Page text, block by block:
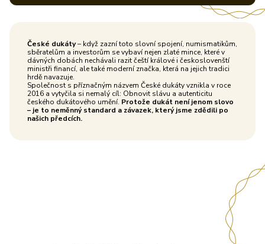
České dukáty– když zazní toto slovní spojení, numismatikům,
sběratelům a investorům se vybaví nejen zlaté mince, které v
dávných dobách nechávali razit čeští králové i českoslovenští
ministři financí, ale také moderní značka, která na jejich tradici
hrdě navazuje.
Společnost s příznačným názvem České dukáty vznikla v roce
2016 a vytyčila si nemalý cíl: Obnovit slávu a autenticitu
českého dukátového umění. Protože dukát není jenom slovo
– je to neměnný standard a závazek, který jsme zdědili po
našich předcích.